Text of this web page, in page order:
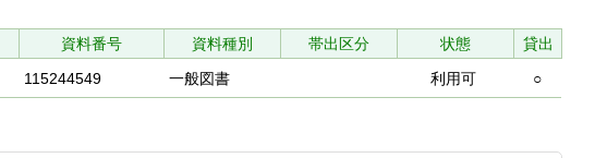
資料番号 資料種別 帯出区分 状態
貸出
115244549 一般図書 利用可 ○